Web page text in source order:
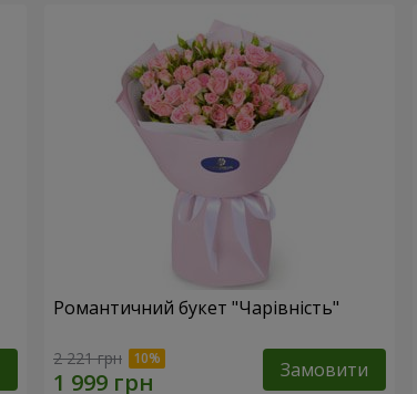
Романтичний букет "Чарівність"
2 221 грн Замовити